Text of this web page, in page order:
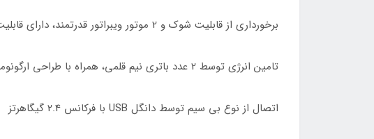
برخورداری از قابلیت شوک و 2 موتور ویبراتور قدرتمند، دارای قابلیت اتصال خودکار بین کنترلر و گیرنده
تامین انرژی توسط 2 عدد باتری نیم قلمی، همراه با طراحی ارگونومیک جهت جلوگیری از خستگی دست
اتصال از نوع بی سیم توسط دانگل USB با فرکانس 2.4 گیگاهرتز